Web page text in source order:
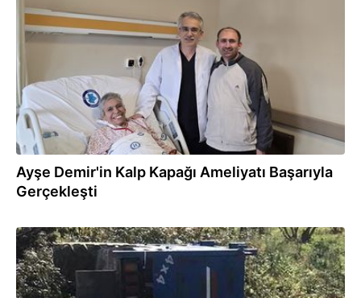
Ayşe Demir'in Kalp Kapağı Ameliyatı Başarıyla
Gerçekleşti
11.11.2024